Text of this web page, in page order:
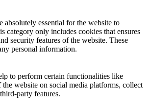
absolutely essential for the website to
category only includes cookies that ensures
security features of the website. These
personal information.
to perform certain functionalities like
the website on social media platforms, collect
party features.